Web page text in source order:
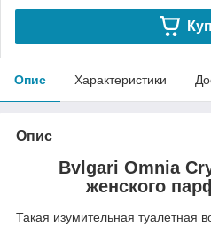
Опис Характеристики
Опис
Bvlgari Omnia
женского
Такая изумительная туалетная